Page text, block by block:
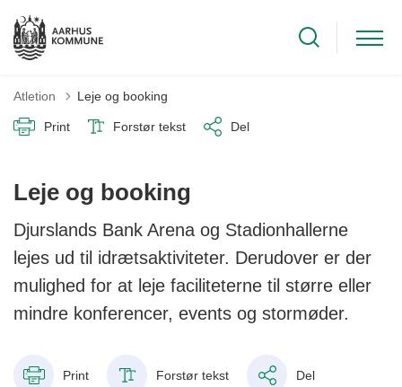
Atletion Leje og booking
Print Forstør tekst Del
Leje og booking
Djurslands Bank Arena og Stadionhallerne
lejes ud til idrætsaktiviteter. Derudover er der
mulighed for at leje faciliteterne til større eller
mindre konferencer, events og stormøder.
Print Forstør tekst Del